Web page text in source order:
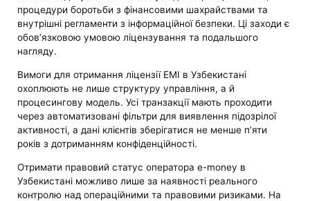
процедури боротьби з фінансовими шахрайствами та
внутрішні регламенти з інформаційної безпеки. Ці заходи є
обов’язковою умовою ліцензування та подальшого
нагляду.
Вимоги для отримання ліцензії EMI в Узбекистані
охоплюють не лише структуру управління, а й
процесингову модель. Усі транзакції мають проходити
через автоматизовані фільтри для виявлення підозрілої
активності, а дані клієнтів зберігатися не менше п’яти
років з дотриманням конфіденційності.
Отримати правовий статус оператора e-money в
Узбекистані можливо лише за наявності реального
контролю над операційними та правовими ризиками. На